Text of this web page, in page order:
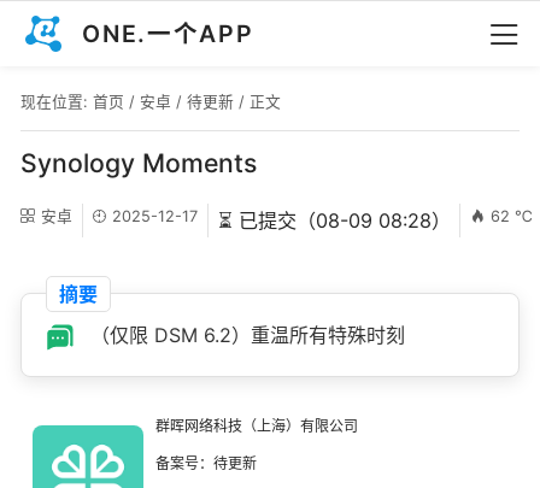
ONE.一个APP
现在位置: 首页 / 安卓 / 待更新 / 正文
Synology Moments
安卓 2025-12-17 ⏳ 已提交（08-09 08:28） 62 ℃
摘要
（仅限 DSM 6.2）重温所有特殊时刻
群晖网络科技（上海）有限公司
备案号：待更新